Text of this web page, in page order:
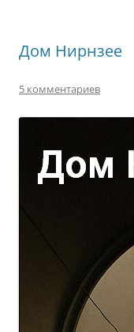
Дом Нирнзее
5 комментариев